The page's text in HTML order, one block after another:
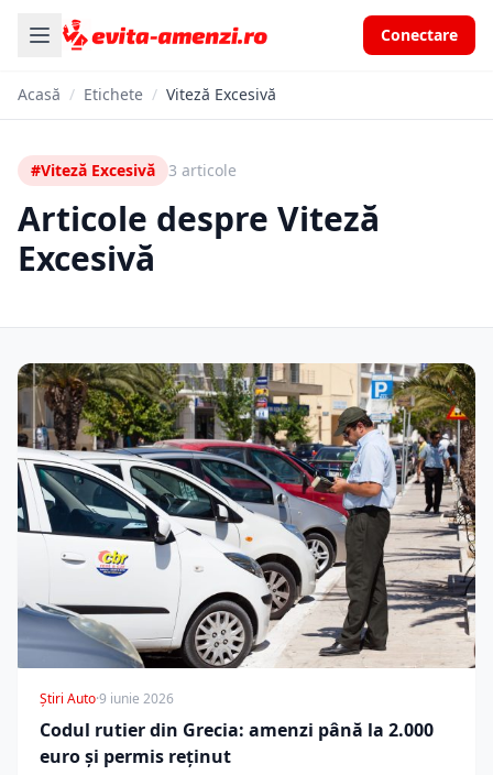
Conectare
Acasă / Etichete / Viteză Excesivă
#Viteză Excesivă 3 articole
Articole despre Viteză
Excesivă
Știri Auto·9 iunie 2026
Codul rutier din Grecia: amenzi până la 2.000
euro și permis reținut